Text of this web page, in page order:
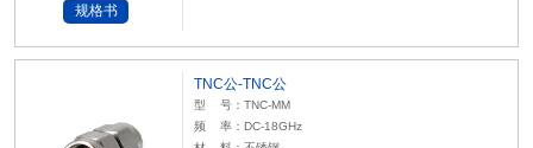
规格书
TNC公-TNC公
型 号：TNC-MM
频 率：DC-18GHz